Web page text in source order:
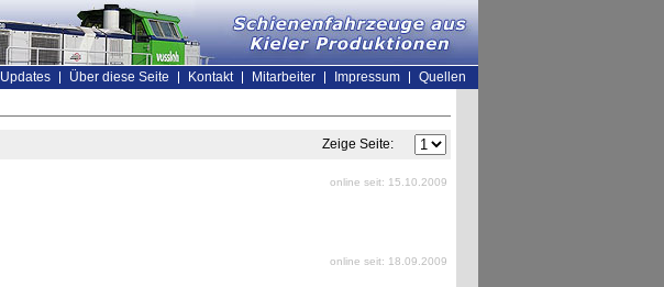
Updates Über diese Seite Kontakt Mitarbeiter Impressum
Quellen
Zeige Seite:
online seit: 15.10.2009
online seit: 18.09.2009